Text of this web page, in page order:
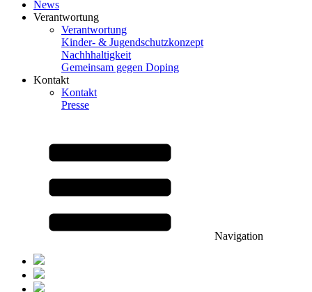
News
Verantwortung
Verantwortung
Kinder- & Jugendschutzkonzept
Nachhhaltigkeit
Gemeinsam gegen Doping
Kontakt
Kontakt
Presse
Navigation